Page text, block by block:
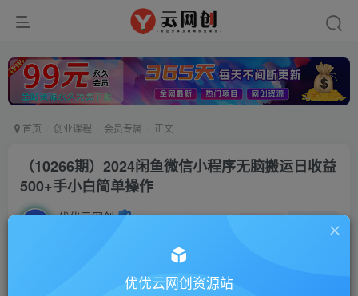
首页 创业课程 会员专属 正文
（10266期）2024闲鱼微信小程序无脑搬运日收益
500+手小白简单操作
优优云网创 私信
优优云网创资源站